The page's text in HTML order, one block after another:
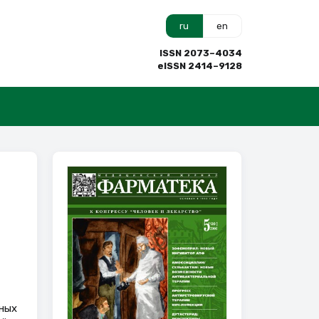
ru en
ISSN 2073–4034
eISSN 2414–9128